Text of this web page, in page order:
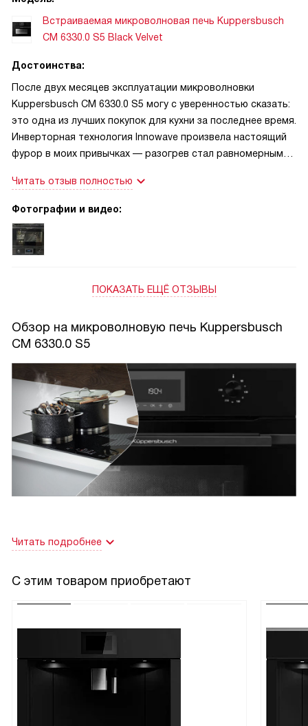
Встраиваемая микроволновая печь Kuppersbusch
CM 6330.0 S5 Black Velvet
Достоинства:
После двух месяцев эксплуатации микроволновки
Kuppersbusch CM 6330.0 S5 могу с уверенностью сказать:
это одна из лучших покупок для кухни за последнее время.
Инверторная технология Innowave произвела настоящий
фурор в моих привычках — разогрев стал равномерным
Особенно оценил при приготовлении блюд с грилем: сыр
плавится идеально, а куриные крылышки получаются с
Black Velvet выглядит статусно и не царапается — даже
после случайного контакта с металлической посудой
ShiftControl интуитивно понятен: переключение между
Отдельно отмечу эмаль легкой очистки — достаточно
протереть влажной тряпкой после использования, никаких
застарелых жировых пятен, как было в предыдущей
модели. Система охлаждения работает тихо, но
эффективно: даже после часа готовки фасад соседних
шкафов остается прохладным.
Читать отзыв полностью
Фотографии и видео:
ПОКАЗАТЬ ЕЩЁ ОТЗЫВЫ
Обзор на микроволновую печь Kuppersbusch
CM 6330.0 S5
Читать подробнее
С этим товаром приобретают